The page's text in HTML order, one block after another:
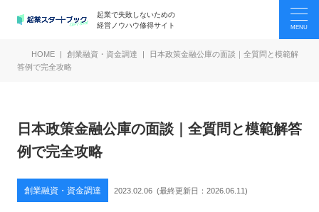
起業で失敗しないための
経営ノウハウ修得サイト
HOME 創業融資・資金調達
日本政策金融公庫の面談｜全質問と模範解
答例で完全攻略
日本政策金融公庫の面談｜全質問と模範解答
例で完全攻略
創業融資・資金調達 2023.02.06 (最終更新日： 2026.06.11)